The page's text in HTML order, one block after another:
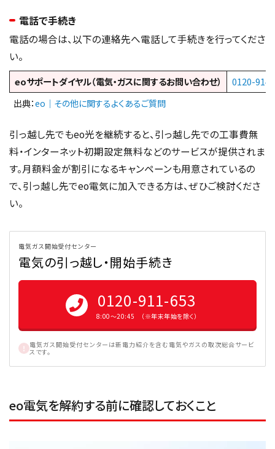
電話で手続き
電話の場合は、以下の連絡先へ電話して手続きを行ってくださ
い。
eoサポートダイヤル（電気・ガスに関するお問い合わせ） 0120-
出典：eo｜その他に関するよくあるご質問
引っ越し先でもeo光を継続すると、引っ越し先での工事費無
料・インターネット初期設定無料などのサービスが提供されま
す。月額料金が割引になるキャンペーンも用意されているの
で、引っ越し先でeo電気に加入できる方は、ぜひご検討くださ
い。
電気ガス開始受付センター
電気の引っ越し・開始手続き
0120-911-653
8:00〜20:45 （※年末年始を除く）
電気ガス開始受付センターは新電力紹介を含む電気やガスの取次総合サービ
スです。
eo電気を解約する前に確認しておくこと